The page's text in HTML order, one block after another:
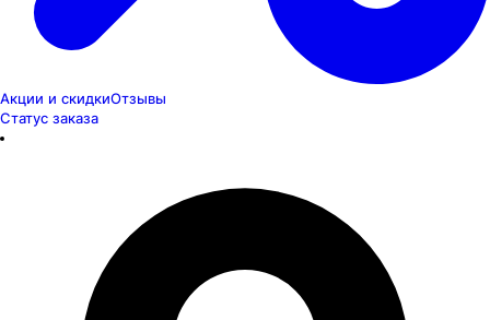
Акции и скидкиОтзывы
Статус заказа